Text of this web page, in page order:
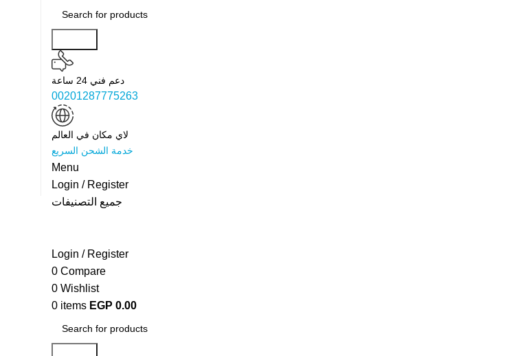
دعم فني 24 ساعة
00201287775263
لاي مكان في العالم
خدمة الشحن السريع
Menu
Login / Register
جميع التصنيفات
Login / Register
0 Compare
0 Wishlist
0 items EGP 0.00